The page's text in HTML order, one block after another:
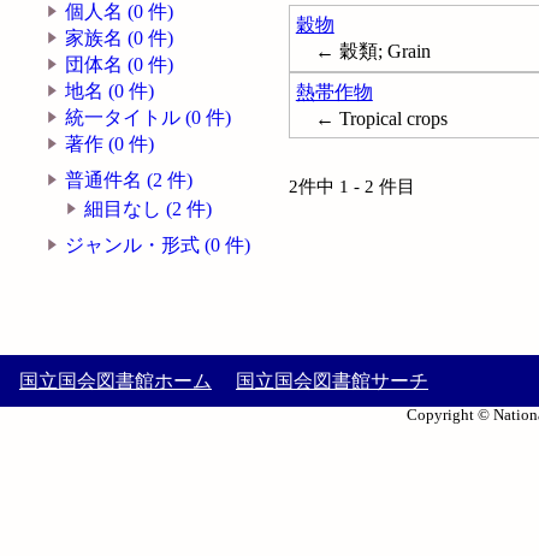
個人名 (0 件)
家族名 (0 件)
団体名 (0 件)
地名 (0 件)
統一タイトル (0 件)
著作 (0 件)
普通件名 (2 件)
細目なし (2 件)
ジャンル・形式 (0 件)
穀物
← 穀類; Grain
熱帯作物
← Tropical crops
2件中 1 - 2 件目
国立国会図書館ホーム 国立国会図書館サーチ
Copyright ©